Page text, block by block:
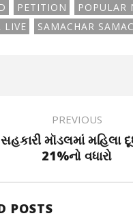
PETITION POPULAR
LIVE
SAMACHAR
PREVIOUS
મૉડલમાં મહિલા
21%નો વધારો
POSTS